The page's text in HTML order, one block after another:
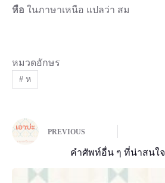
หือ ในภาษาเหนือ แปลว่า สม
หมวดอักษร
#ห
PREVIOUS
คำศัพท์อื่น ๆ ที่น่าสนใจ